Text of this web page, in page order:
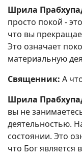
Шрила
просто покой -
что вы
Это означает
материальную
Священник: А
Шрила
вы не
деятельностью.
состоянии. Это
что Бог является